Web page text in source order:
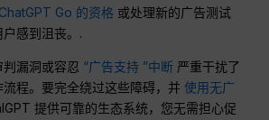
Go 的资格 或处理新的广告测试
感到沮丧。.
漏洞或容忍 “广告支持 ”中断 严重干扰了
流程。要完全绕过这些障碍，并使用无广
提供可靠的生态系统，您无需担心促